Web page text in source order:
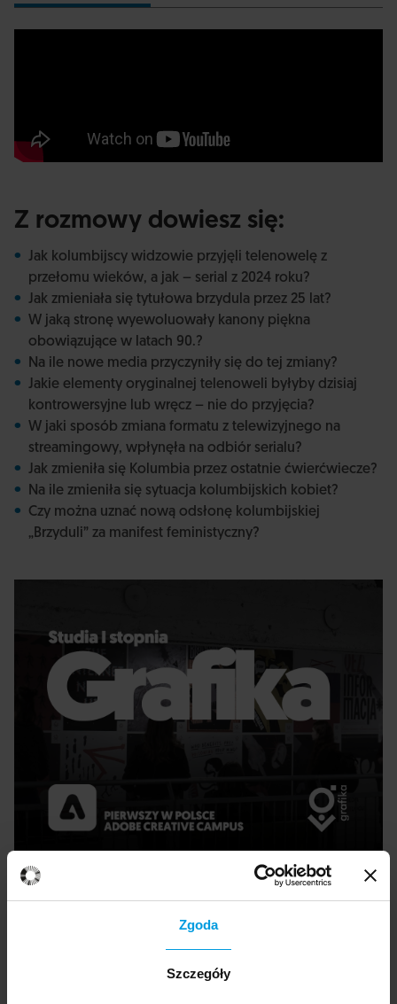
Zgoda
Szczegóły
Z rozmowy dowiesz się:
Jak kolumbijscy widzowie przyjęli telenowelę z
przełomu wieków, a jak – serial z 2024 roku?
Jak zmieniała się tytułowa brzydula przez 25 lat?
W jaką stronę wyewoluowały kanony piękna
obowiązujące w latach 90.?
Na ile nowe media przyczyniły się do tej zmiany?
Jakie elementy oryginalnej telenoweli byłyby dzisiaj
kontrowersyjne lub wręcz – nie do przyjęcia?
W jaki sposób zmiana formatu z telewizyjnego na
streamingowy, wpłynęła na odbiór serialu?
Jak zmieniła się Kolumbia przez ostatnie ćwierćwiecze?
Na ile zmieniła się sytuacja kolumbijskich kobiet?
Czy można uznać nową odsłonę kolumbijskiej
„Brzyduli” za manifest feministyczny?